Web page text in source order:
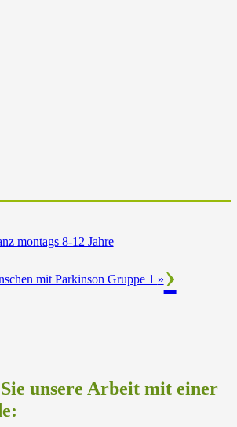
montags 8-12 Jahre
mit Parkinson Gruppe 1 »
unsere Arbeit mit einer